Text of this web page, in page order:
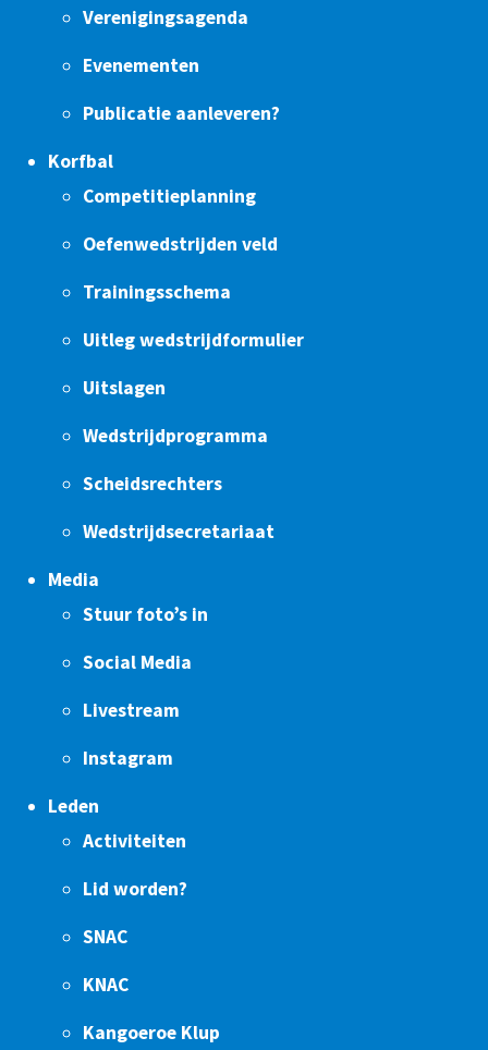
Verenigingsagenda
Evenementen
Publicatie aanleveren?
Korfbal
Competitieplanning
Oefenwedstrijden veld
Trainingsschema
Uitleg wedstrijdformulier
Uitslagen
Wedstrijdprogramma
Scheidsrechters
Wedstrijdsecretariaat
Media
Stuur foto’s in
Social Media
Livestream
Instagram
Leden
Activiteiten
Lid worden?
SNAC
KNAC
Kangoeroe Klup